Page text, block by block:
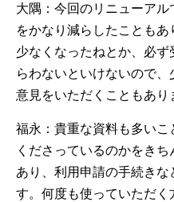
大隅：今回のリニューア
をかなり減らしたことも
少なくなったねとか、必
らわないといけないので
意見をいただくこともあり
福永：貴重な資料も多い
くださっているのかをき
あり、利用申請の手続き
す。何度も使っていただ